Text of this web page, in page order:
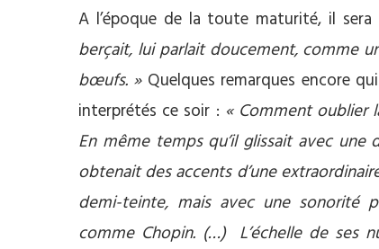
A l’époque de la toute maturité, il sera
berçait, lui parlait doucement, comme
bœufs. »Quelques remarques encore
interprétés ce soir : « Comment oublier
En même temps qu’il glissait avec
obtenait des accents d’une
demi-teinte, mais avec une sonorité
comme Chopin. (…) L’échelle de ses